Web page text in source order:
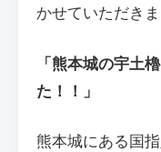
かせていただきま
「熊本城の宇土
た！！」
熊本城にある国